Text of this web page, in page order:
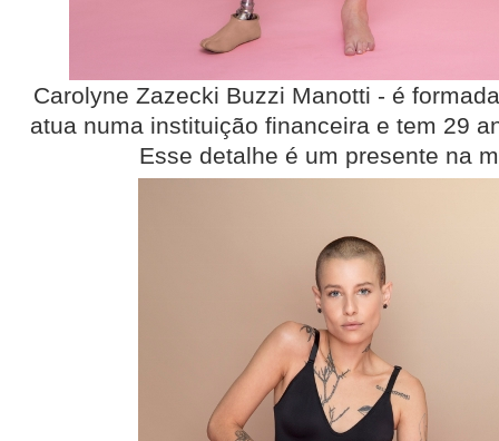
Carolyne Zazecki Buzzi Manotti - é
atua numa instituição financeira e tem 29
Esse detalhe é um presente na